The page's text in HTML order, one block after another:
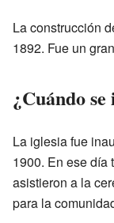
La construcción
1892. Fue un
¿Cuándo
La iglesia fue
1900. En ese día
asistieron a la
para la